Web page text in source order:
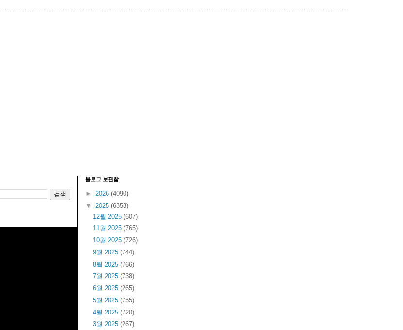
블로그 보관함
► 2026 (4090)
▼ 2025 (6353)
12월 2025 (607)
11월 2025 (765)
10월 2025 (726)
9월 2025 (744)
8월 2025 (766)
7월 2025 (738)
6월 2025 (265)
5월 2025 (755)
4월 2025 (720)
3월 2025 (267)